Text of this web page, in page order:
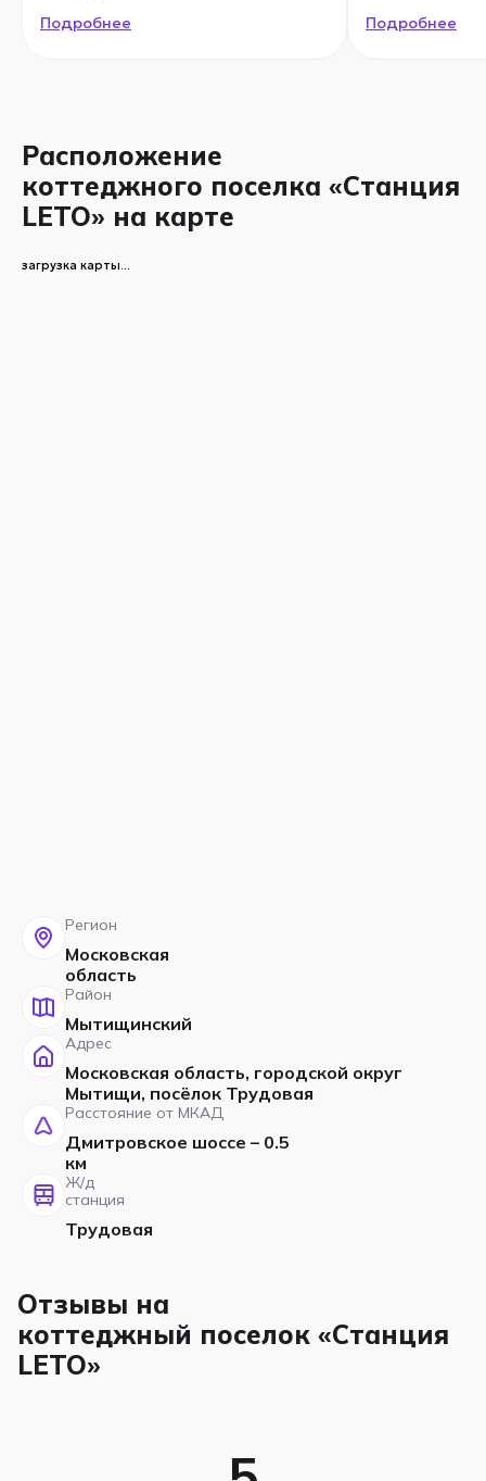
Подробнее
Подробнее
Расположение
коттеджного поселка «Станция
LETO» на карте
загрузка карты...
Регион
Московская
область
Район
Мытищинский
Адрес
Московская область, городской округ
Мытищи, посёлок Трудовая
Расстояние от МКАД
Дмитровское шоссе – 0.5
км
Ж/д
станция
Трудовая
Отзывы на
коттеджный поселок «Станция
LETO»